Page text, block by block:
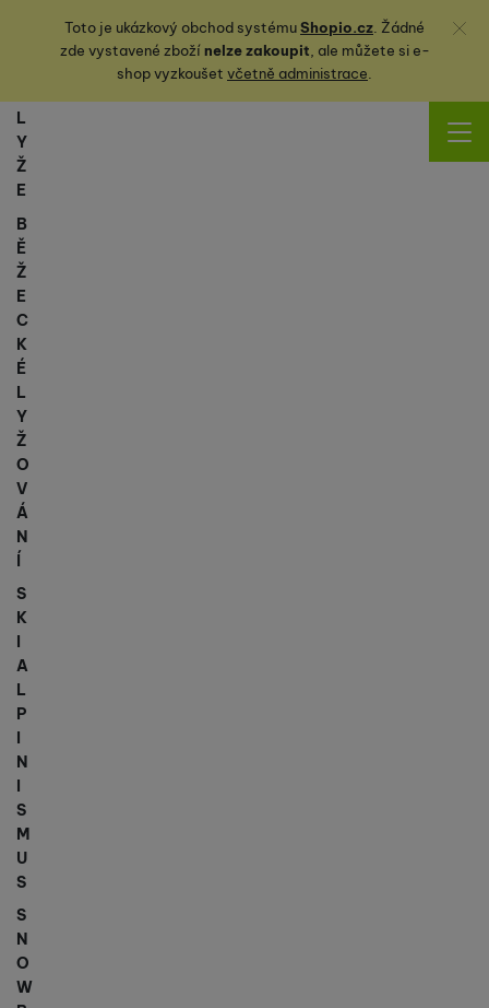
Toto je ukázkový obchod systémuShopio.cz. Žádné
zde vystavené zbožínelze zakoupit, ale můžete sie-
shop vyzkoušet včetně administrace.
Zavřít
L
Y
Ž
E
B
Ě
Ž
E
C
K
É
L
Y
Ž
O
V
Á
N
Í
S
K
I
A
L
P
I
N
I
S
M
U
S
S
N
O
W